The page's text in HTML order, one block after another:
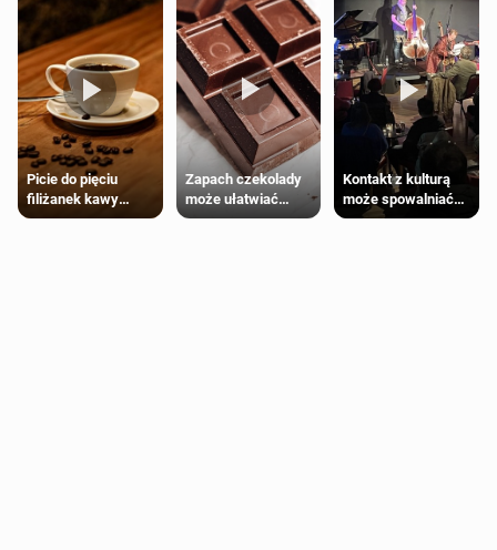
Picie do pięciu
filiżanek kawy
dziennie jest
Zapach czekolady
może ułatwiać
trening siłowy
Kontakt z kulturą
może spowalniać
starzenie